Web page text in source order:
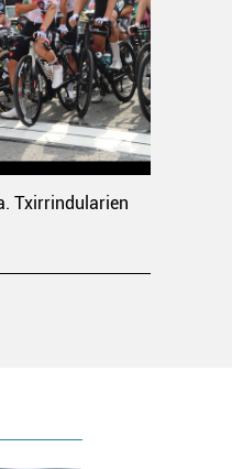
Txirrindularien